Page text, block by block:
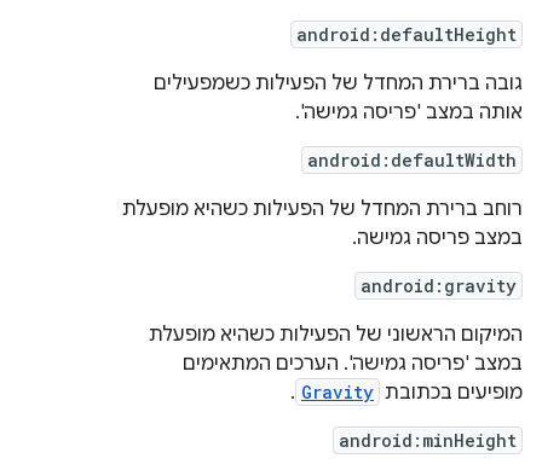
android:defaultHeight
גובה ברירת המחדל של הפעילות כשמפעילים
אותה במצב 'פריסה גמישה'.
android:defaultWidth
רוחב ברירת המחדל של הפעילות כשהיא מופעלת
במצב פריסה גמישה.
android:gravity
המיקום הראשוני של הפעילות כשהיא מופעלת
במצב 'פריסה גמישה'. הערכים המתאימים
מופיעים בכתובת Gravity
.
android:minHeight